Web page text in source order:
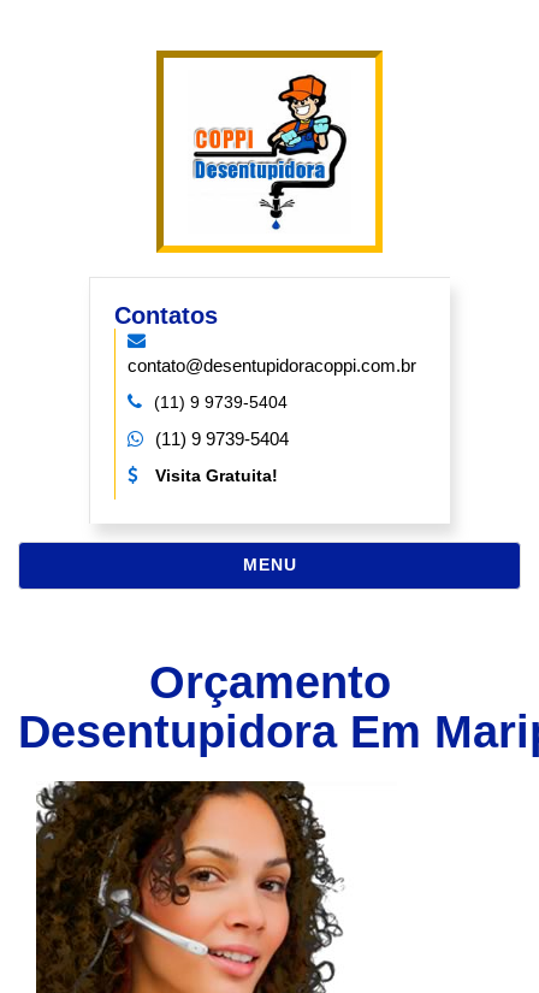
Contatos
contato@desentupidoracoppi.com.br
(11) 9 9739-5404
(11) 9 9739-5404
Visita Gratuita!
MENUNAVEGAÇÃO
Orçamento
Desentupidora Em